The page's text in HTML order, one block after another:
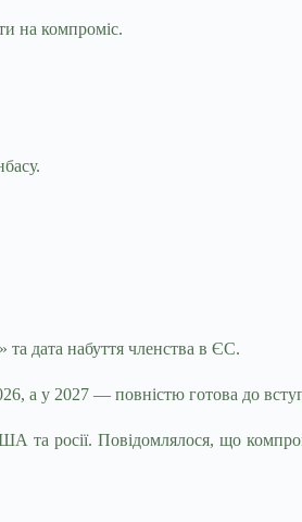
на компроміс.
та дата набуття членства в ЄС.
а у 2027 — повністю готова до
та росії. Повідомлялося, що